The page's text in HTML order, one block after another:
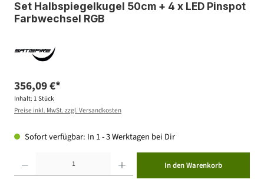
Set Halbspiegelkugel 50cm + 4 x LED Pinspot
Farbwechsel RGB
356,09 €*
Inhalt: 1 Stück
Preise inkl. MwSt. zzgl. Versandkosten
Sofort verfügbar: In 1 - 3 Werktagen bei Dir
In den Warenkorb